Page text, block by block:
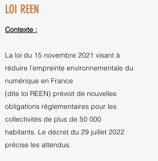
LOI REEN
Contexte :
La loi du 15 novembre 2021 visant à
réduire l’empreinte environnementale du
numérique en France
(dite loi REEN) prévoit de nouvelles
obligations réglementaires pour les
collectivités de plus de 50 000
habitants. Le décret du 29 juillet 2022
précise les attendus.